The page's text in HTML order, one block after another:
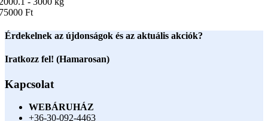
Ft
Érdekelnek az újdonságok és az aktuális akciók?
Iratkozz fel! (Hamarosan)
Kapcsolat
WEBÁRUHÁZ
+36-30-092-4463